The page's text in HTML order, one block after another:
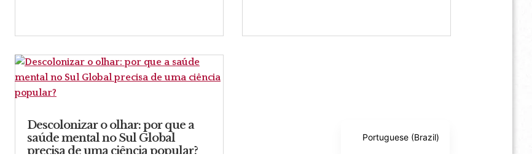
Descolonizar o olhar: por que a
saúde mental no Sul Global
precisa de uma ciência popular?
Portuguese (Brazil)